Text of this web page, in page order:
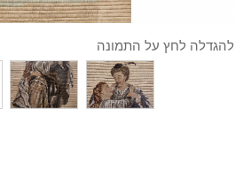
להגדלה לחץ על התמונה